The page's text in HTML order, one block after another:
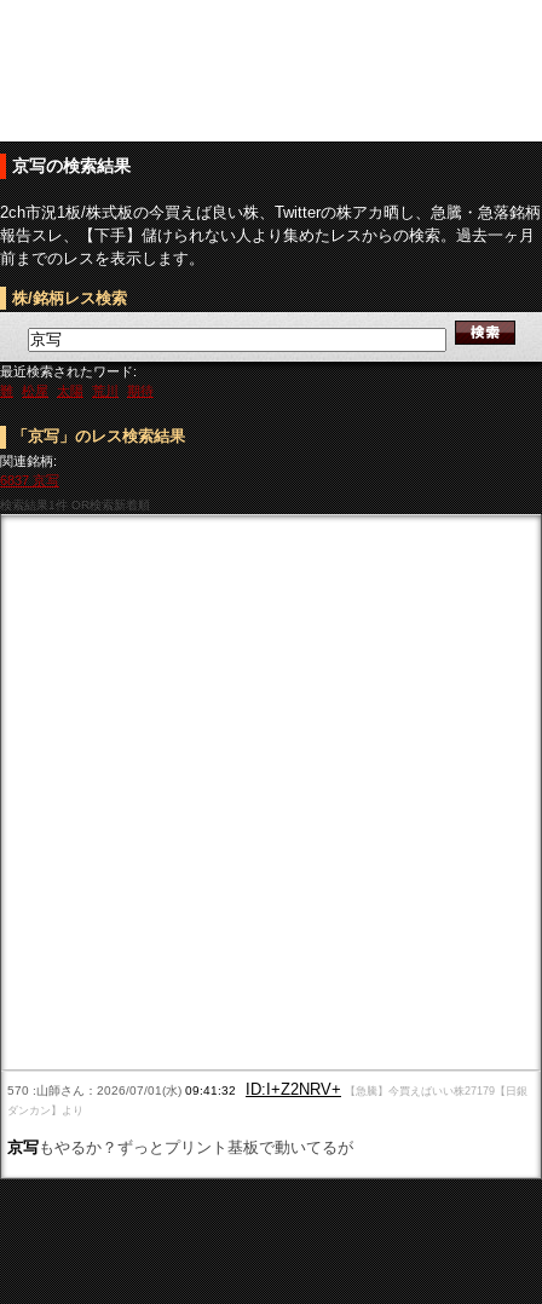
京写の検索結果
2ch市況1板/株式板の今買えば良い株、Twitterの株アカ晒し、急騰・急落銘柄
報告スレ、【下手】儲けられない人より集めたレスからの検索。過去一ヶ月
前までのレスを表示します。
株/銘柄レス検索
最近検索されたワード:
難 松屋 太陽 荒川 期待
「京写」のレス検索結果
関連銘柄:
6837 京写
検索結果1件 OR検索新着順
570 :山師さん：2026/07/01(水) 09:41:32 ID:I+Z2NRV+
【急騰】今買えばいい株27179【日銀
ダンカン】より
京写もやるか？ずっとプリント基板で動いてるが